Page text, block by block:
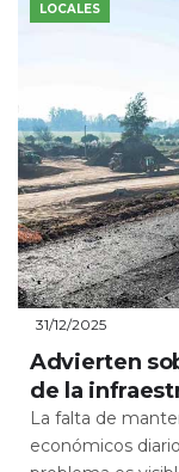
LOCALES
31/12/2025
Advierten
de la
La falta de
económicos